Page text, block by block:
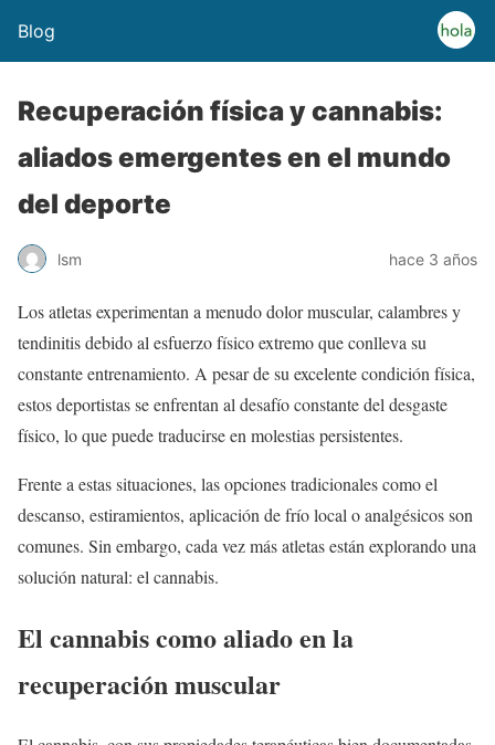
Blog
Recuperación física y cannabis:
aliados emergentes en el mundo
del deporte
lsm hace 3 años
Los atletas experimentan a menudo dolor muscular, calambres y
tendinitis debido al esfuerzo físico extremo que conlleva su
constante entrenamiento. A pesar de su excelente condición física,
estos deportistas se enfrentan al desafío constante del desgaste
físico, lo que puede traducirse en molestias persistentes.
Frente a estas situaciones, las opciones tradicionales como el
descanso, estiramientos, aplicación de frío local o analgésicos son
comunes. Sin embargo, cada vez más atletas están explorando una
solución natural: el cannabis.
El cannabis como aliado en la
recuperación muscular